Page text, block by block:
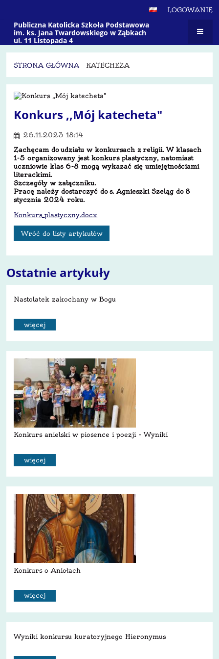
LOGOWANIE
Publiczna Katolicka Szkoła Podstawowa
im. ks. Jana Twardowskiego w Ząbkach
ul. 11 Listopada 4
STRONA GŁÓWNA KATECHEZA
Katecheza
Konkurs ,,Mój katecheta"
26.11.2023 18:14
Zachęcam do udziału w konkursach z religii. W klasach
1-5 organizowany jest konkurs plastyczny, natomiast
uczniowie klas 6-8 mogą wykazać się umiejętnościami
literackimi.
Szczegóły w załączniku.
Pracę należy dostarczyć do s. Agnieszki Szeląg do 8
stycznia 2024 roku.
Konkurs_plastyczny.docx
Wróć do listy artykułów
Ostatnie artykuły
Nastolatek zakochany w Bogu
więcej
Konkurs anielski w piosence i poezji - Wyniki
więcej
Konkurs o Aniołach
więcej
Wyniki konkursu kuratoryjnego Hieronymus